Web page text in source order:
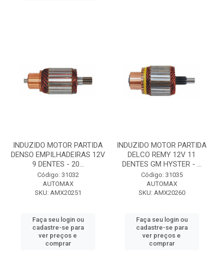
INDUZIDO MOTOR PARTIDA
DENSO EMPILHADEIRAS 12V
9 DENTES - 20...
Código: 31032
AUTOMAX
SKU: AMX20251
Faça seu login ou
cadastre-se para
ver preços e
comprar
INDUZIDO MOTOR PARTIDA
DELCO REMY 12V 11
DENTES GM HYSTER - ...
Código: 31035
AUTOMAX
SKU: AMX20260
Faça seu login ou
cadastre-se para
ver preços e
comprar